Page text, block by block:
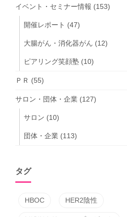
イベント・セミナー情報 (153)
開催レポート (47)
大腸がん・消化器がん (12)
ピアリング笑顔塾 (10)
ＰＲ (55)
サロン・団体・企業 (127)
サロン (10)
団体・企業 (113)
タグ
HBOC HER2陰性